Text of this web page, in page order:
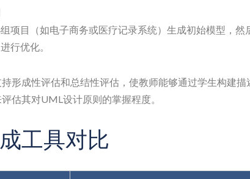
项目（如电子商务或医疗记录系统）生成初始模型，然
行优化。
形成性评估和总结性评估，使教师能够通过学生构建描
估其对UML设计原则的掌握程度。
工具对比